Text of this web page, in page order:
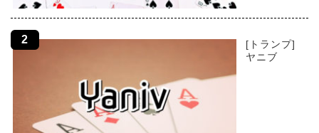
[トランプ]
ヤニブ